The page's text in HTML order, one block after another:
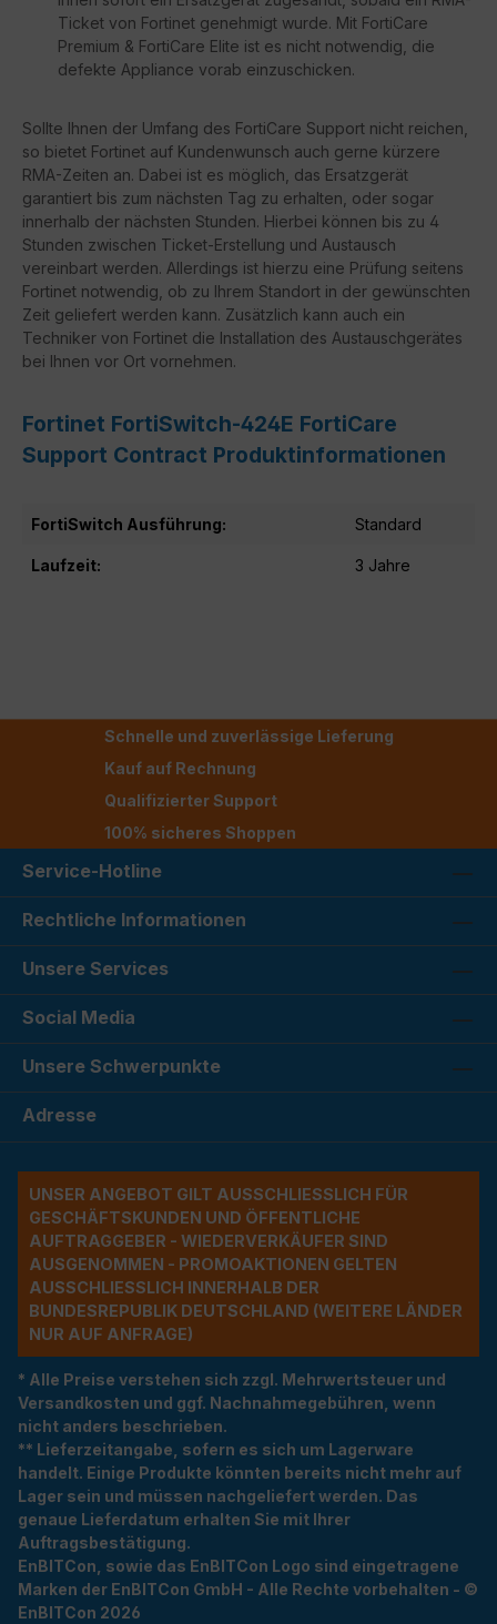
Ticket von Fortinet genehmigt wurde. Mit FortiCare
Premium & FortiCare Elite ist es nicht notwendig, die
defekte Appliance vorab einzuschicken.
Sollte Ihnen der Umfang des FortiCare Support nicht reichen,
so bietet Fortinet auf Kundenwunsch auch gerne kürzere
RMA-Zeiten an. Dabei ist es möglich, das Ersatzgerät
garantiert bis zum nächsten Tag zu erhalten, oder sogar
innerhalb der nächsten Stunden. Hierbei können bis zu 4
Stunden zwischen Ticket-Erstellung und Austausch
vereinbart werden. Allerdings ist hierzu eine Prüfung seitens
Fortinet notwendig, ob zu Ihrem Standort in der gewünschten
Zeit geliefert werden kann. Zusätzlich kann auch ein
Techniker von Fortinet die Installation des Austauschgerätes
bei Ihnen vor Ort vornehmen.
Fortinet FortiSwitch-424E FortiCare
Support Contract Produktinformationen
FortiSwitch Ausführung: Standard
Laufzeit: 3 Jahre
Schnelle und zuverlässige Lieferung
Kauf auf Rechnung
Qualifizierter Support
100% sicheres Shoppen
Service-Hotline
Rechtliche Informationen
Unsere Services
Social Media
Unsere Schwerpunkte
Adresse
UNSER ANGEBOT GILT AUSSCHLIESSLICH FÜR G
ESCHÄFTSKUNDEN UND ÖFFENTLICHE A
UFTRAGGEBER - WIEDERVERKÄUFER SIND A
USGENOMMEN - PROMOAKTIONEN GELTEN A
USSCHLIESSLICH INNERHALB DER BU
NDESREPUBLIK DEUTSCHLAND (WEITERE LÄNDER NU
R AUF ANFRAGE)
* Alle Preise verstehen sich zzgl. Mehrwertsteuer und
Versandkosten und ggf. Nachnahmegebühren, wenn
nicht anders beschrieben.
** Lieferzeitangabe, sofern es sich um Lagerware
handelt. Einige Produkte könnten bereits nicht mehr auf
Lager sein und müssen nachgeliefert werden. Das
genaue Lieferdatum erhalten Sie mit Ihrer
Auftragsbestätigung.
EnBITCon, sowie das EnBITCon Logo sind eingetragene
Marken der EnBITCon GmbH - Alle Rechte vorbehalten - ©
EnBITCon 2026